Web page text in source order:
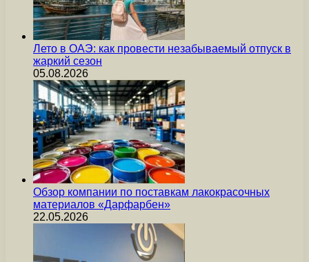
Лето в ОАЭ: как провести незабываемый отпуск в
жаркий сезон
05.08.2026
Обзор компании по поставкам лакокрасочных
материалов «Дарфарбен»
22.05.2026